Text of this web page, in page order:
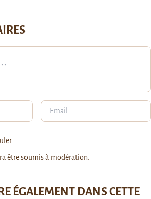
être soumis à modération.
ÉGALEMENT DANS CETTE